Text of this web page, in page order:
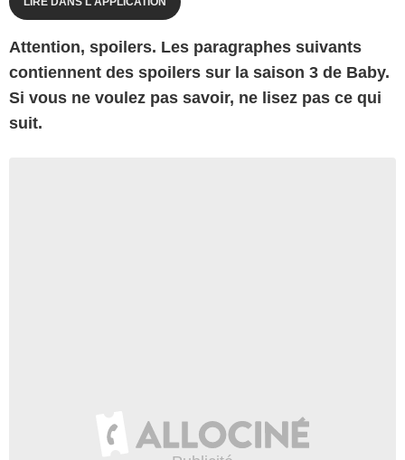
Attention, spoilers. Les paragraphes suivants
contiennent des spoilers sur la saison 3 de Baby.
Si vous ne voulez pas savoir, ne lisez pas ce qui
suit.